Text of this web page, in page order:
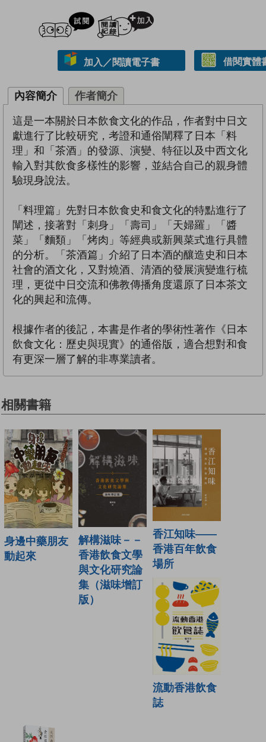
試閲
加入／閱讀電子書 借閱實體
內容簡介 作者簡介
這是一本關於日本飲食文化的作品，作者對中日文
獻進行了比較研究，考證和通俗闡釋了日本「料
理」和「茶酒」的發源、演變、特征以及中西文化
輸入對其飲食多樣性的影響，並結合自己的親身體
驗現身說法。
「料理篇」先對日本飲食史和食文化的特點進行了
闡述，接著對「刺身」「壽司」「天婦羅」「醬
菜」「麵類」「烤肉」等經典或新興菜式進行具體
的分析。「茶酒篇」介紹了日本酒的釀造史和日本
社會的酒文化，又對燒酒、清酒的發展演變進行梳
理，更從中日交流和佛教傳播角度還原了日本茶文
化的興起和流傳。
根據作者的後記，本書是作者的學術性著作《日本
飲食文化：歷史與現實》的通俗版，適合想對和食
有更深一層了解的非專業讀者。
相關書籍
身邊中藥朋友
動起來
解構滋味－－
香港飲食文學
與文化研究論
集（滋味增訂
版）
香江知味——
香港百年飲食
場所
流動香港飲食
誌